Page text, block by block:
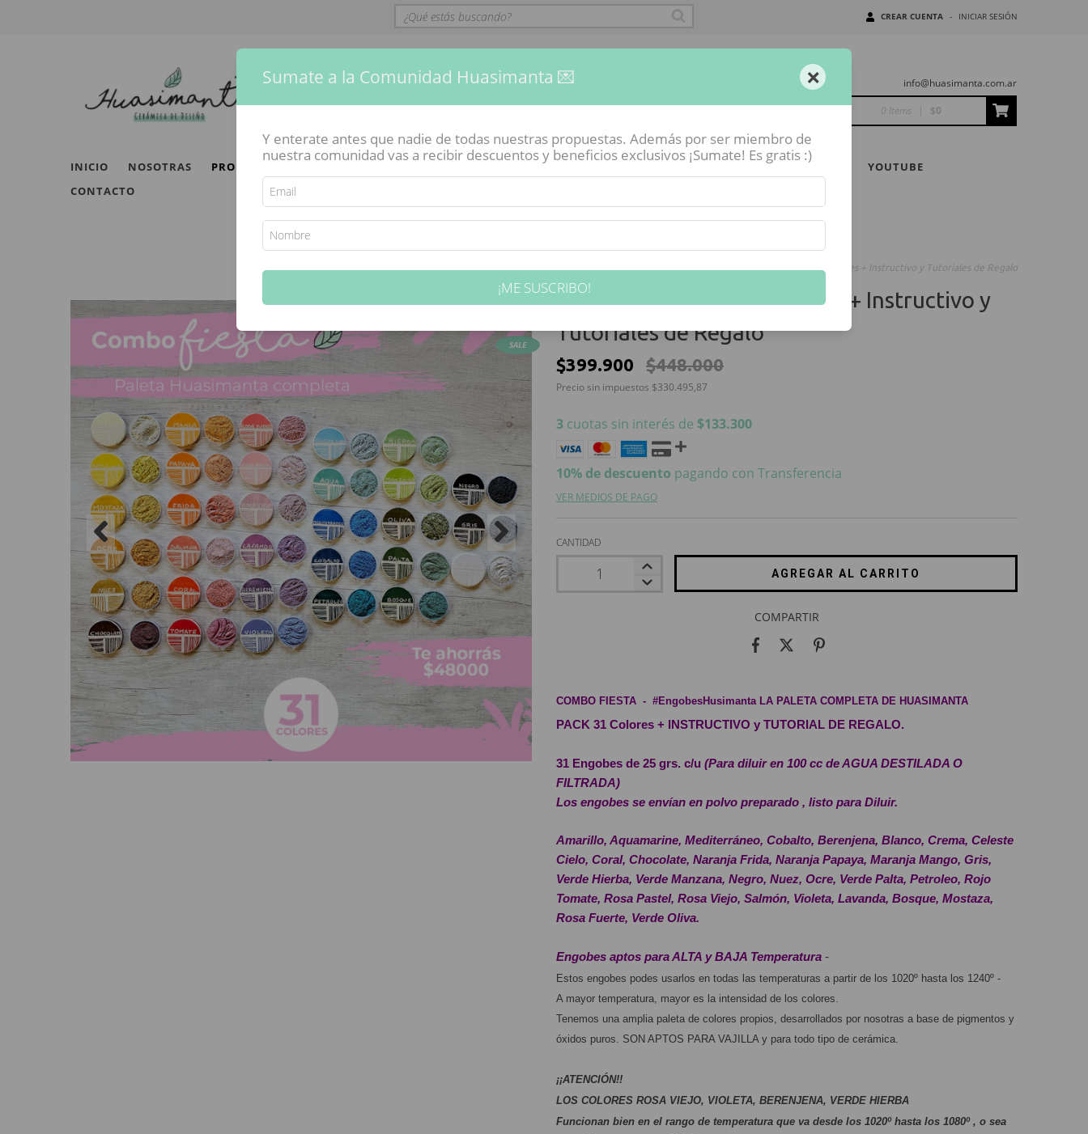
CREAR CUENTA - INICIAR SESIÓN
info@huasimanta.com.ar
0 Items
| $0
INICIO NOSOTRAS PRODUCTOS ENGOBES POR MAYOR COMUNIDAD HUASIMANTA
YOUTUBE
CONTACTO
COMBO "FIESTA" 31 Colores + Instructivo y Tutoriales de Regalo
COMBO "FIESTA" 31 Colores + Instructivo y
Tutoriales de Regalo
$399.900 $448.000
Precio sin impuestos $330.495,87
3 cuotas sin interés de $133.300
10% de descuento pagando con Transferencia
VER MEDIOS DE PAGO
CANTIDAD
COMPARTIR
COMBO FIESTA  -  #EngobesHusimanta LA PALETA COMPLETA DE HUASIMANTA
PACK 31 Colores + INSTRUCTIVO y TUTORIAL DE REGALO.
31 Engobes de 25 grs. c/u (Para diluir en 100 cc de AGUA DESTILADA O
FILTRADA)
Los engobes se envían en polvo preparado , listo para Diluir.
Amarillo, Aquamarine, Mediterráneo, Cobalto, Berenjena, Blanco, Crema, Celeste
Cielo, Coral, Chocolate, Naranja Frida, Naranja Papaya, Maranja Mango, Gris,
Verde Hierba, Verde Manzana, Negro, Nuez, Ocre, Verde Palta, Petroleo, Rojo
Tomate, Rosa Pastel, Rosa Viejo, Salmón, Violeta, Lavanda, Bosque, Mostaza,
Rosa Fuerte, Verde Oliva.
Engobes aptos para ALTA y BAJA Temperatura -
Estos engobes podes usarlos en todas las temperaturas a partir de los 1020º hasta los 1240º -
A mayor temperatura, mayor es la intensidad de los colores.
Tenemos una amplia paleta de colores propios, desarrollados por nosotras a base de pigmentos y
óxidos puros. SON APTOS PARA VAJILLA y para todo tipo de cerámica.
¡¡ATENCIÓN!!
LOS COLORES ROSA VIEJO, VIOLETA, BERENJENA, VERDE HIERBA
Funcionan bien en el rango de temperatura que va desde los 1020º hasta los 1080º , o sea
Sumate a la Comunidad Huasimanta 💌 ×
Y enterate antes que nadie de todas nuestras propuestas. Además por ser miembro de
nuestra comunidad vas a recibir descuentos y beneficios exclusivos ¡Sumate! Es gratis :)
¡ME SUSCRIBO!